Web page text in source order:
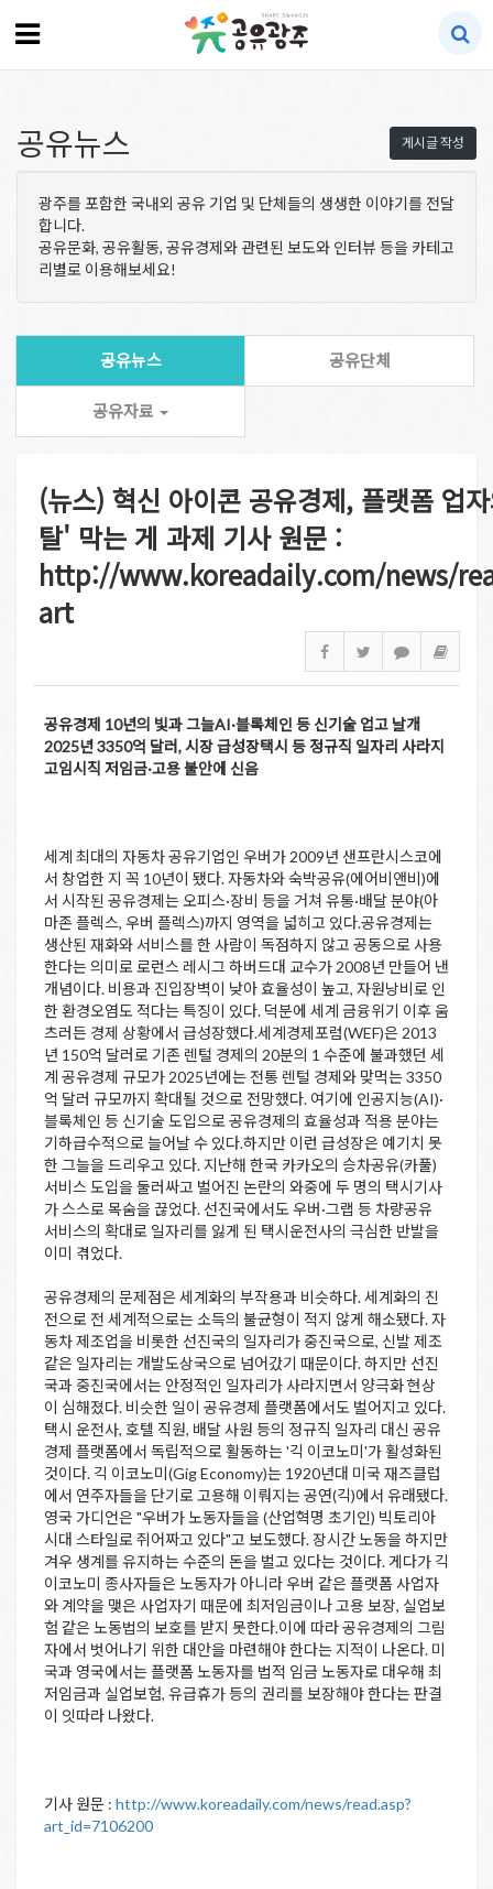
게시글 작성
공유뉴스
광주를 포함한 국내외 공유 기업 및 단체들의 생생한 이야기를 전달
합니다.
공유문화, 공유활동, 공유경제와 관련된 보도와 인터뷰 등을 카테고
리별로 이용해보세요!
공유뉴스 공유단체
공유자료
(뉴스) 혁신 아이콘 공유경제, 플랫폼 업
탈' 막는 게 과제 기사 원문 :
http://www.koreadaily.com/news/
art
공유경제 10년의 빛과 그늘AI·블록체인 등 신기술 업고 날개
2025년 3350억 달러, 시장 급성장택시 등 정규직 일자리 사라지
고임시직 저임금·고용 불안에 신음
세계 최대의 자동차 공유기업인 우버가 2009년 샌프란시스코에
서 창업한 지 꼭 10년이 됐다. 자동차와 숙박공유(에어비앤비)에
서 시작된 공유경제는 오피스·장비 등을 거쳐 유통·배달 분야(아
마존 플렉스, 우버 플렉스)까지 영역을 넓히고 있다.공유경제는
생산된 재화와 서비스를 한 사람이 독점하지 않고 공동으로 사용
한다는 의미로 로런스 레시그 하버드대 교수가 2008년 만들어 낸
개념이다. 비용과 진입장벽이 낮아 효율성이 높고, 자원낭비로 인
한 환경오염도 적다는 특징이 있다. 덕분에 세계 금융위기 이후 움
츠러든 경제 상황에서 급성장했다.세계경제포럼(WEF)은 2013
년 150억 달러로 기존 렌털 경제의 20분의 1 수준에 불과했던 세
계 공유경제 규모가 2025년에는 전통 렌털 경제와 맞먹는 3350
억 달러 규모까지 확대될 것으로 전망했다. 여기에 인공지능(AI)·
블록체인 등 신기술 도입으로 공유경제의 효율성과 적용 분야는
기하급수적으로 늘어날 수 있다.하지만 이런 급성장은 예기치 못
한 그늘을 드리우고 있다. 지난해 한국 카카오의 승차공유(카풀)
서비스 도입을 둘러싸고 벌어진 논란의 와중에 두 명의 택시기사
가 스스로 목숨을 끊었다. 선진국에서도 우버·그랩 등 차량공유
서비스의 확대로 일자리를 잃게 된 택시운전사의 극심한 반발을
이미 겪었다.
공유경제의 문제점은 세계화의 부작용과 비슷하다. 세계화의 진
전으로 전 세계적으로는 소득의 불균형이 적지 않게 해소됐다. 자
동차 제조업을 비롯한 선진국의 일자리가 중진국으로, 신발 제조
같은 일자리는 개발도상국으로 넘어갔기 때문이다. 하지만 선진
국과 중진국에서는 안정적인 일자리가 사라지면서 양극화 현상
이 심해졌다. 비슷한 일이 공유경제 플랫폼에서도 벌어지고 있다.
택시 운전사, 호텔 직원, 배달 사원 등의 정규직 일자리 대신 공유
경제 플랫폼에서 독립적으로 활동하는 '긱 이코노미'가 활성화된
것이다. 긱 이코노미(Gig Economy)는 1920년대 미국 재즈클럽
에서 연주자들을 단기로 고용해 이뤄지는 공연(긱)에서 유래됐다.
영국 가디언은 "우버가 노동자들을 (산업혁명 초기인) 빅토리아
시대 스타일로 쥐어짜고 있다"고 보도했다. 장시간 노동을 하지만
겨우 생계를 유지하는 수준의 돈을 벌고 있다는 것이다. 게다가 긱
이코노미 종사자들은 노동자가 아니라 우버 같은 플랫폼 사업자
와 계약을 맺은 사업자기 때문에 최저임금이나 고용 보장, 실업보
험 같은 노동법의 보호를 받지 못한다.이에 따라 공유경제의 그림
자에서 벗어나기 위한 대안을 마련해야 한다는 지적이 나온다. 미
국과 영국에서는 플랫폼 노동자를 법적 임금 노동자로 대우해 최
저임금과 실업보험, 유급휴가 등의 권리를 보장해야 한다는 판결
이 잇따라 나왔다.
기사 원문 : http://www.koreadaily.com/news/read.asp?
art_id=7106200